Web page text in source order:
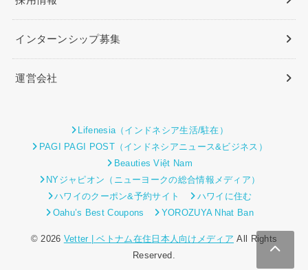
インターンシップ募集
運営会社
Lifenesia（インドネシア生活/駐在）
PAGI PAGI POST（インドネシアニュース&ビジネス）
Beauties Việt Nam
NYジャピオン（ニューヨークの総合情報メディア）
ハワイのクーポン&予約サイト
ハワイに住む
Oahu’s Best Coupons
YOROZUYA Nhat Ban
© 2026 Vetter | ベトナム在住日本人向けメディア All Rights
Reserved.